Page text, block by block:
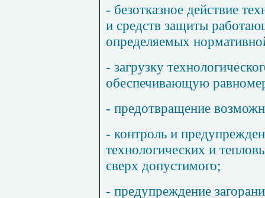
- безотказное действие
и средств защиты
определяемых
- загрузку
обеспечивающую
- предотвращение
- контроль и
технологических и
сверх допустимого;
- предупреждение